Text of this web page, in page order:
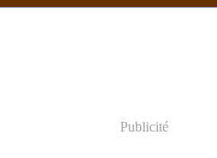
Publicité